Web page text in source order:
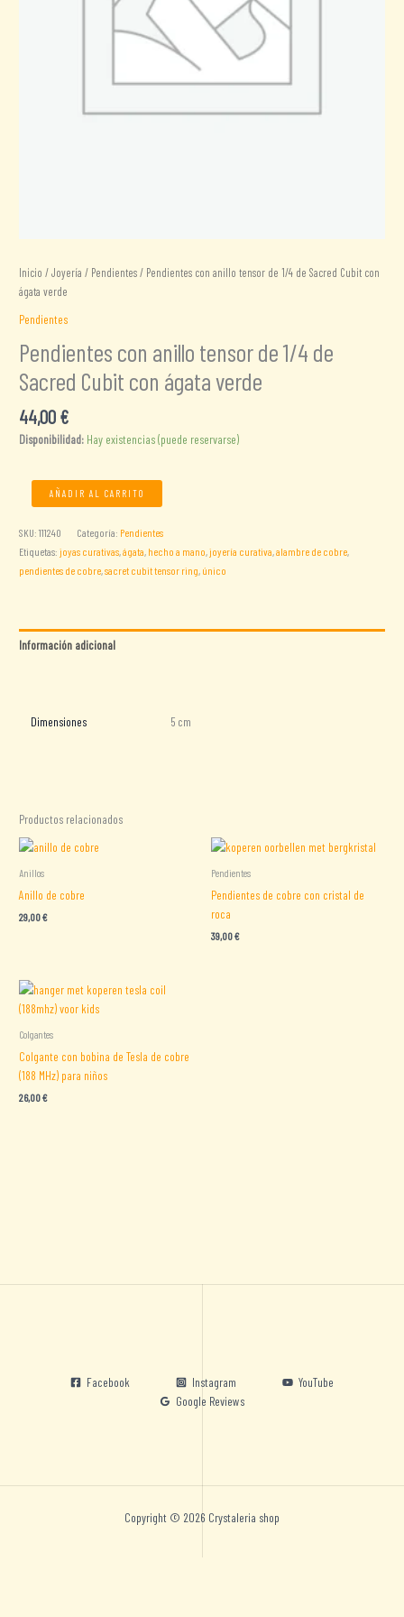
Inicio /Joyería / Pendientes/ Pendientes con anillo tensor de 1/4 de Sacred Cubit con
ágata verde
Pendientes
Pendientes con anillo tensor de 1/4 de
Sacred Cubit con ágata verde
44,00 €
Disponibilidad: Hay existencias (puede reservarse)
Pendientes
con
anillo
tensor
Cubit
cantidad
AÑADIR AL CARRITO
SKU:111240 Categoría: Pendientes
Etiquetas:joyas curativas ,ágata hecho a mano ,joyería curativa ,alambre de cobre
pendientes de cobre ,sacret cubit tensor ring único
Información adicional
Dimensiones 5 cm
Productos relacionados
Anillos
Anillo de cobre
29,00€
Pendientes
Pendientes de cobre con cristal de
roca
39,00€
Colgantes
Colgante con bobina de Tesla de cobre
(188 MHz) para niños
26,00€
Facebook Instagram
YouTube
Google Reviews
Copyright © 2026 Crystaleria shop